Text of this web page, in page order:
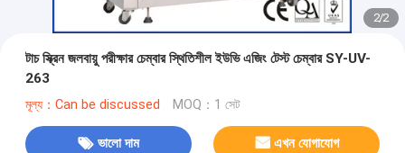
2/2
টাচ স্ক্রিন জলবায়ু পরীক্ষার চেম্বার স্থিতিশীল ইউভি এজিং টেস্ট চেম্বার SY-UV-
263
মূল্য：Can be discussed MOQ：1 সেট
ভালো দাম এখন যোগাযোগ